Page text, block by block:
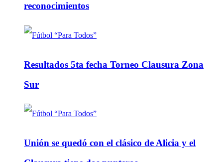
reconocimientos
Resultados 5ta fecha Torneo Clausura Zona
Sur
Unión se quedó con el clásico de Alicia y el